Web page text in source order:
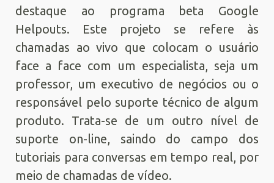
destaque ao programa beta Google
Helpouts. Este projeto se refere às
chamadas ao vivo que colocam o usuário
face a face com um especialista, seja um
professor, um executivo de negócios ou o
responsável pelo suporte técnico de algum
produto. Trata-se de um outro nível de
suporte on-line, saindo do campo dos
tutoriais para conversas em tempo real, por
meio de chamadas de vídeo.